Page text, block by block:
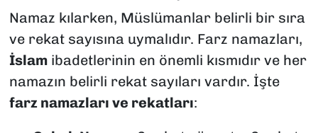
Namaz kılarken, Müslümanlar belirli bir sıra
ve rekat sayısına uymalıdır. Farz namazları,
İslamibadetlerinin en önemli kısmıdır ve her
namazın belirli rekat sayıları vardır. İşte
farz namazları ve rekatları: